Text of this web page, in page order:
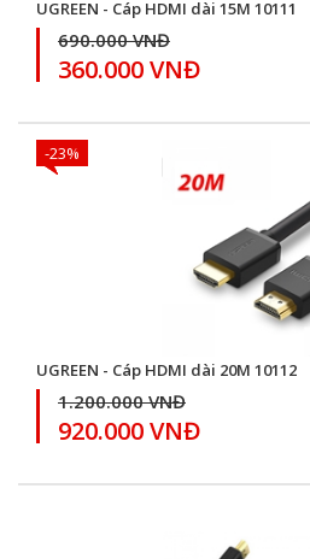
UGREEN - Cáp HDMI dài 15M 10111
690.000 VNĐ
360.000 VNĐ
-23%
UGREEN - Cáp HDMI dài 20M 10112
1.200.000 VNĐ
920.000 VNĐ